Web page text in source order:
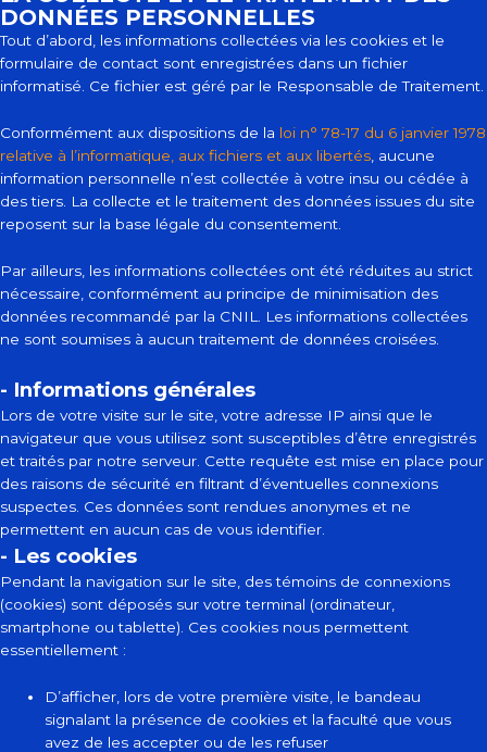
DONNÉES PERSONNELLES
Tout d’abord, les informations collectées via les cookies et le
formulaire de contact sont enregistrées dans un fichier
informatisé. Ce fichier est géré par le Responsable de Traitement.
Conformément aux dispositions de la loi n° 78-17 du 6 janvier 1978
relative à l’informatique, aux fichiers et aux libertés, aucune
information personnelle n’est collectée à votre insu ou cédée à
des tiers. La collecte et le traitement des données issues du site
reposent sur la base légale du consentement.
Par ailleurs, les informations collectées ont été réduites au strict
nécessaire, conformément au principe de minimisation des
données recommandé par la CNIL. Les informations collectées
ne sont soumises à aucun traitement de données croisées.
- Informations générales
Lors de votre visite sur le site, votre adresse IP ainsi que le
navigateur que vous utilisez sont susceptibles d’être enregistrés
et traités par notre serveur. Cette requête est mise en place pour
des raisons de sécurité en filtrant d’éventuelles connexions
suspectes. Ces données sont rendues anonymes et ne
permettent en aucun cas de vous identifier.
- Les cookies
Pendant la navigation sur le site, des témoins de connexions
(cookies) sont déposés sur votre terminal (ordinateur,
smartphone ou tablette). Ces cookies nous permettent
essentiellement :
D’afficher, lors de votre première visite, le bandeau
signalant la présence de cookies et la faculté que vous
avez de les accepter ou de les refuser